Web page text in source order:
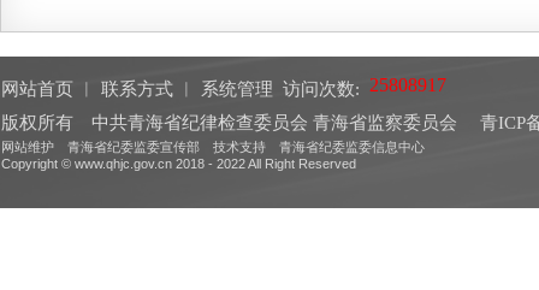
网站首页 联系方式 系统管理 访问次数:
版权所有 中共青海省纪律检查委员会 青海省监察委员会
青ICP
网站维护 青海省纪委监委宣传部 技术支持 青海省纪委监委信息中心
Copyright © www.qhjc.gov.cn 2018 - 2022 All Right Reserved